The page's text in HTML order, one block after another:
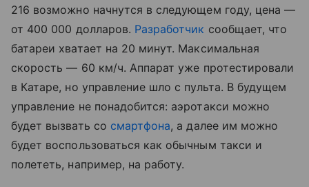
216 возможно начнутся в следующем году, цена —
от 400 000 долларов. Разработчик сообщает, что
батареи хватает на 20 минут. Максимальная
скорость — 60 км/ч. Аппарат уже протестировали
в Катаре, но управление шло с пульта. В будущем
управление не понадобится: аэротакси можно
будет вызвать со смартфона, а далее им можно
будет воспользоваться как обычным такси и
полететь, например, на работу.